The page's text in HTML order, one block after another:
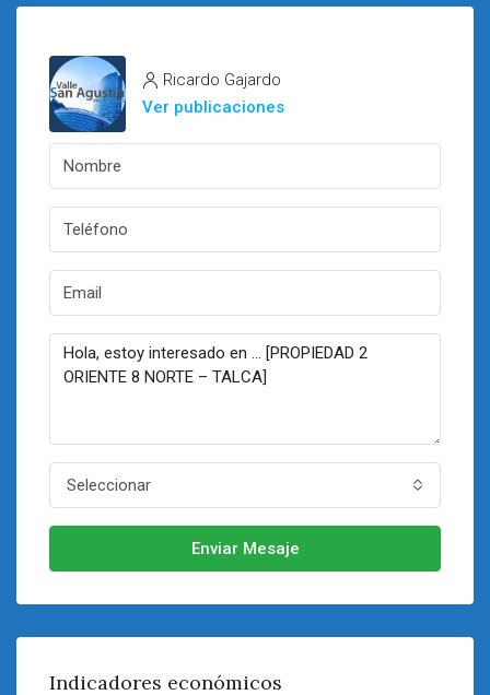
Ricardo Gajardo
Ver publicaciones
Seleccionar
Enviar Mesaje
Indicadores económicos